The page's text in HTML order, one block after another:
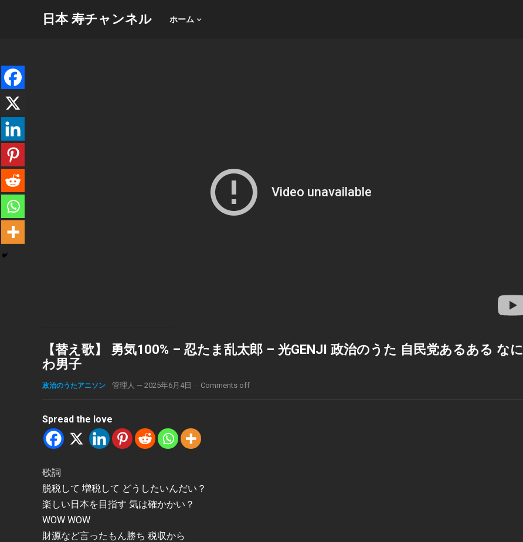
日本 寿チャンネル ホーム
【替え歌】 勇気100% – 忍たま乱太郎 – 光GENJI 政治のうた 自民党あるある なに
わ男子
政治のうたアニソン 管理人 — 2025年6月4日 · Comments off
Spread the love
歌詞
脱税して 増税して どうしたいんだい？
楽しい日本を目指す 気は確かかい？
WOW WOW
財源など言ったもん勝ち 税収から